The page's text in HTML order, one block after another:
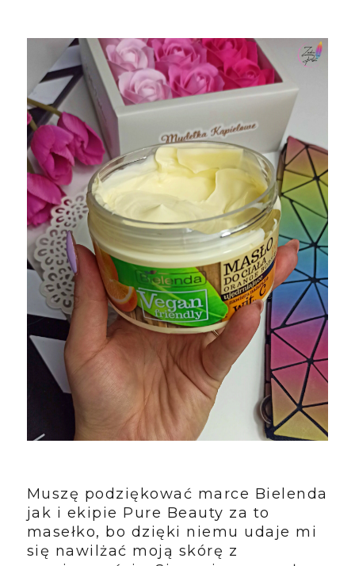
Muszę podziękować marce Bielenda
jak i ekipie Pure Beauty za to
masełko, bo dzięki niemu udaje mi
się nawilżać moją skórę z